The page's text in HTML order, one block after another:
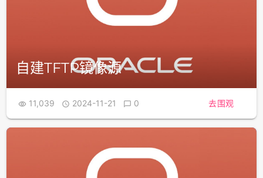
自建TFTP镜像源
 11,039  2024-11-21  0 去围观